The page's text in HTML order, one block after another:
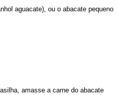
aguacate), ou o abacate pequeno
amasse a carne do abacate